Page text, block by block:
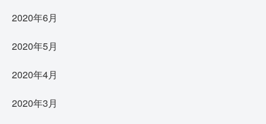
2020年6月
2020年5月
2020年4月
2020年3月